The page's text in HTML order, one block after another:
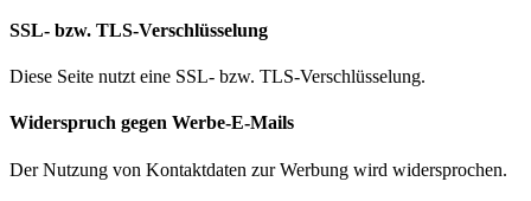
SSL- bzw. TLS-Verschlüsselung
Diese Seite nutzt eine SSL- bzw. TLS-Verschlüsselung.
Widerspruch gegen Werbe-E-Mails
Der Nutzung von Kontaktdaten zur Werbung wird widersprochen.